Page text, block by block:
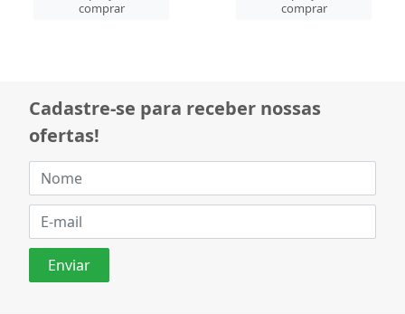
comprar
comprar
Cadastre-se para receber nossas
ofertas!